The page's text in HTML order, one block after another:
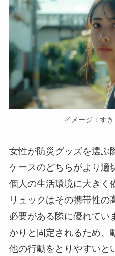
イメージ：す
女性が防災グッズを選ぶ
ケースのどちらがより適
個人の生活環境に大きく
リュックはその携帯性の
必要がある際に優れてい
かりと固定されるため、
他の行動をとりやすいと